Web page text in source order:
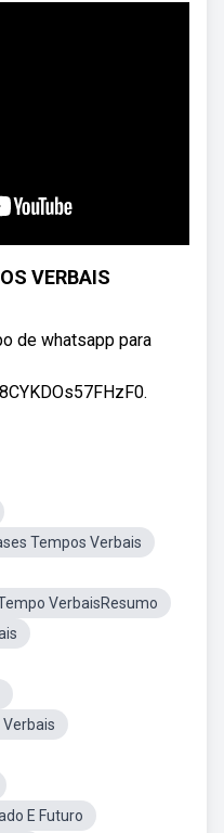
VERBAIS
de whatsapp para
Tempos Verbais
VerbaisResumo
E Futuro